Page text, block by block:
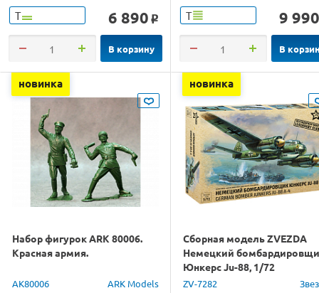
Т 6 890 o
В корзину
Т 9 990
В
новинка
Набор фигурок ARK 80006.
Красная армия.
AK80006 ARK Models
новинка
Сборная модель ZVEZDA
Немецкий
Юнкерс Ju-88, 1/72
ZV-7282